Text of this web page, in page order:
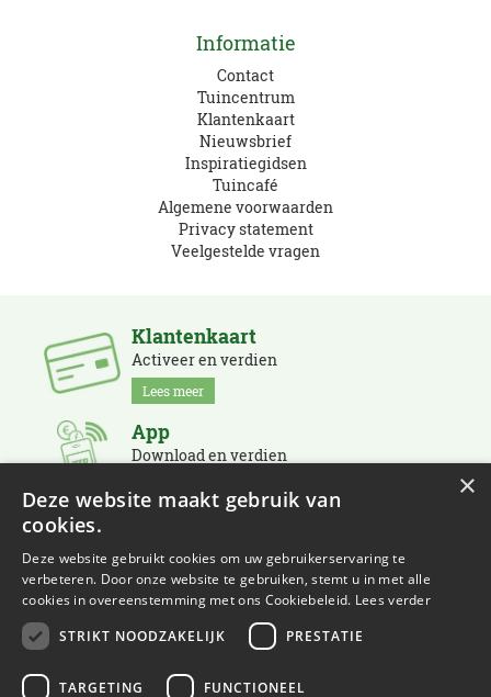
Informatie
Contact
Tuincentrum
Klantenkaart
Nieuwsbrief
Inspiratiegidsen
Tuincafé
Algemene voorwaarden
Privacy statement
Veelgestelde vragen
Klantenkaart
Activeer en verdien
Lees meer
App
Download en verdien
Schrijf je in en blijf op de hoogte
Lees meer
×
Deze website maakt gebruik van
cookies.
Deze website gebruikt cookies om uw gebruikerservaring te
verbeteren. Door onze website te gebruiken, stemt u in met alle
cookies in overeenstemming met ons Cookiebeleid. Lees verder
STRIKT NOODZAKELIJK
PRESTATIE
TARGETING FUNCTIONEEL